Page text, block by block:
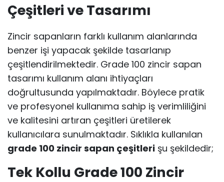
Çeşitleri ve Tasarımı
Zincir sapanların farklı kullanım alanlarında
benzer işi yapacak şekilde tasarlanıp
çeşitlendirilmektedir. Grade 100 zincir sapan
tasarımı kullanım alanı ihtiyaçları
doğrultusunda yapılmaktadır. Böylece pratik
ve profesyonel kullanıma sahip iş verimliliğini
ve kalitesini artıran çeşitleri üretilerek
kullanıcılara sunulmaktadır. Sıklıkla kullanılan
grade 100 zincir sapan çeşitleri şu şekildedir;
Tek Kollu Grade 100 Zincir